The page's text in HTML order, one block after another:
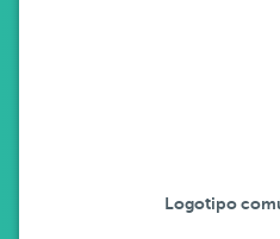
Logotipo